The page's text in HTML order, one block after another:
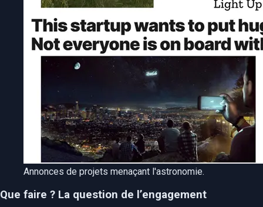
Annonces de projets menaçant l'astronomie.
Que faire ? La question de l’engagement